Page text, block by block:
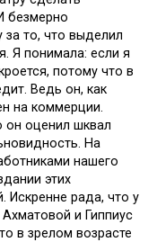
безмерно
за то, что выделил
Я понимала: если я
потому что в
Ведь он, как
на коммерции.
он оценил шквал
На
нашего
этих
Искренне рада, что у
и Гиппиус
в зрелом возрасте